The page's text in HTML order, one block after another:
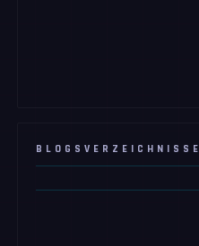
BLOGSVERZEICHNISSE